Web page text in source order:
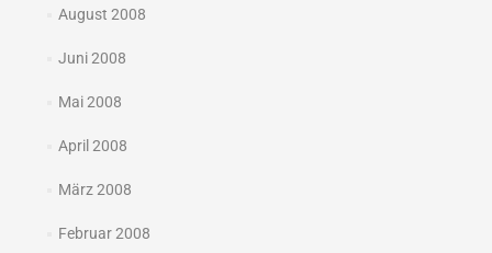
August 2008
Juni 2008
Mai 2008
April 2008
März 2008
Februar 2008